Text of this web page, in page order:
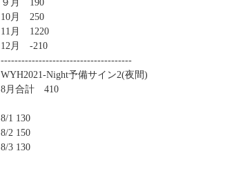
９月 190
10月 250
11月 1220
12月 -210
--------------------------------------
WYH2021-Night予備サイン2(夜間)
8月合計 410
8/1 130
8/2 150
8/3 130